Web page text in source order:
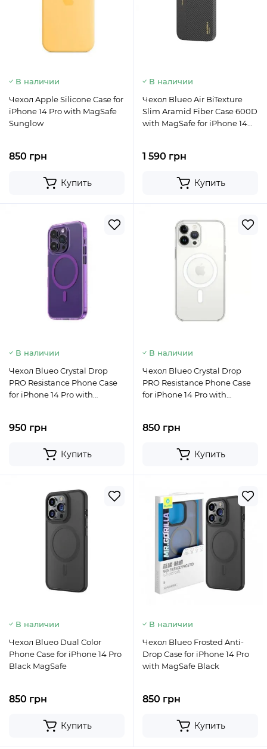
В наличии
Чехол Apple Silicone Case for
iPhone 14 Pro with MagSafe
Sunglow
850 грн
Купить
В наличии
Чехол Blueo Air BiTexture
Slim Aramid Fiber Case 600D
with MagSafe for iPhone 14
1 590 грн
Купить
В наличии
Чехол Blueo Crystal Drop
PRO Resistance Phone Case
for iPhone 14 Pro with
950 грн
Купить
В наличии
Чехол Blueo Crystal Drop
PRO Resistance Phone Case
for iPhone 14 Pro with
850 грн
Купить
В наличии
Чехол Blueo Dual Color
Phone Case for iPhone 14 Pro
Black MagSafe
850 грн
Купить
В наличии
Чехол Blueo Frosted Anti-
Drop Case for iPhone 14 Pro
with MagSafe Black
850 грн
Купить